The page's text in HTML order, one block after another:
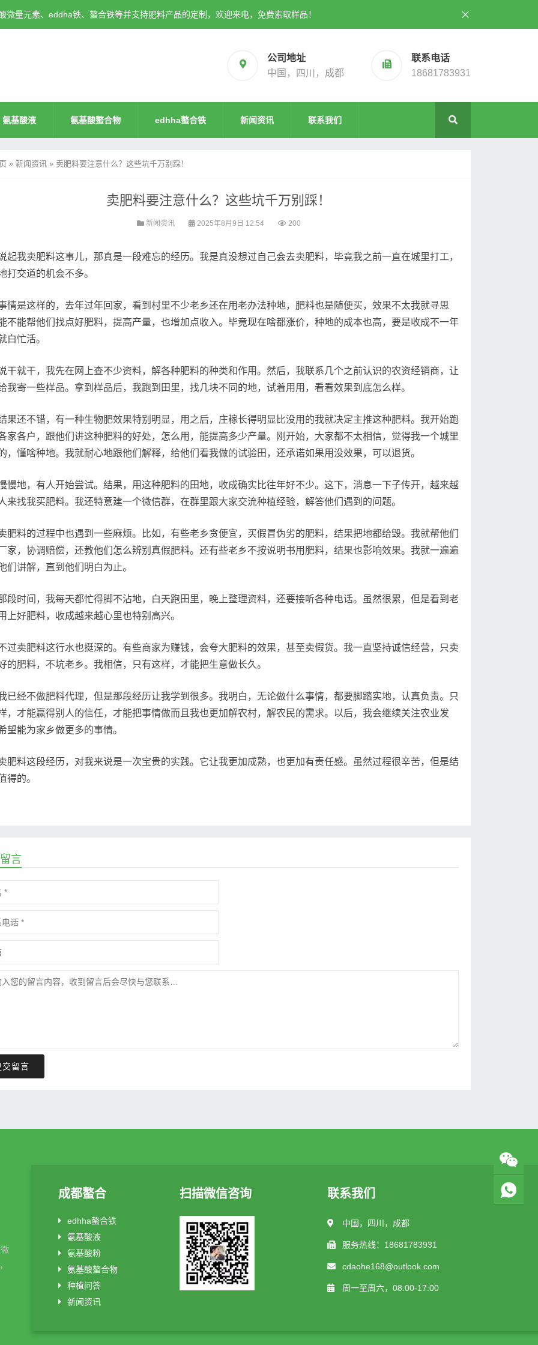
量元素、eddha铁、螯合铁等并支持肥料产品的定制，欢迎来电，免费索取样品！
公司地址
中国，四川，成都
联系电话
18681783931
氨基酸液 氨基酸螯合物 edhha螯合铁 新闻资讯 联系我们
» 新闻资讯 » 卖肥料要注意什么？这些坑千万别踩！
卖肥料要注意什么？这些坑千万别踩！
新闻资讯 2025年8月9日 12:54 200
起我卖肥料这事儿，那真是一段难忘的经历。我是真没想过自己会去卖肥料，毕竟我之前一直在城里打工，
打交道的机会不多。
情是这样的，去年过年回家，看到村里不少老乡还在用老办法种地，肥料也是随便买，效果不太我就寻思
不能帮他们找点好肥料，提高产量，也增加点收入。毕竟现在啥都涨价，种地的成本也高，要是收成不一年
白忙活。
干就干，我先在网上查不少资料，解各种肥料的种类和作用。然后，我联系几个之前认识的农资经销商，让
我寄一些样品。拿到样品后，我跑到田里，找几块不同的地，试着用用，看看效果到底怎么样。
果还不错，有一种生物肥效果特别明显，用之后，庄稼长得明显比没用的我就决定主推这种肥料。我开始跑
家各户，跟他们讲这种肥料的好处，怎么用，能提高多少产量。刚开始，大家都不太相信，觉得我一个城里
，懂啥种地。我就耐心地跟他们解释，给他们看我做的试验田，还承诺如果用没效果，可以退货。
慢地，有人开始尝试。结果，用这种肥料的田地，收成确实比往年好不少。这下，消息一下子传开，越来越
来找我买肥料。我还特意建一个微信群，在群里跟大家交流种植经验，解答他们遇到的问题。
肥料的过程中也遇到一些麻烦。比如，有些老乡贪便宜，买假冒伪劣的肥料，结果把地都给毁。我就帮他们
家，协调赔偿，还教他们怎么辨别真假肥料。还有些老乡不按说明书用肥料，结果也影响效果。我就一遍遍
们讲解，直到他们明白为止。
段时间，我每天都忙得脚不沾地，白天跑田里，晚上整理资料，还要接听各种电话。虽然很累，但是看到老
上好肥料，收成越来越心里也特别高兴。
过卖肥料这行水也挺深的。有些商家为赚钱，会夸大肥料的效果，甚至卖假货。我一直坚持诚信经营，只卖
的肥料，不坑老乡。我相信，只有这样，才能把生意做长久。
已经不做肥料代理，但是那段经历让我学到很多。我明白，无论做什么事情，都要脚踏实地，认真负责。只
，才能赢得别人的信任，才能把事情做而且我也更加解农村，解农民的需求。以后，我会继续关注农业发
望能为家乡做更多的事情。
肥料这段经历，对我来说是一次宝贵的实践。它让我更加成熟，也更加有责任感。虽然过程很辛苦，但是结
得的。
言
交留言
成都螯合
edhha螯合铁
氨基酸液
氨基酸粉
氨基酸螯合物
种植问答
新闻资讯
扫描微信咨询 联系我们
中国，四川，成都
服务热线：18681783931
cdaohe168@outlook.com
周一至周六，08:00-17:00